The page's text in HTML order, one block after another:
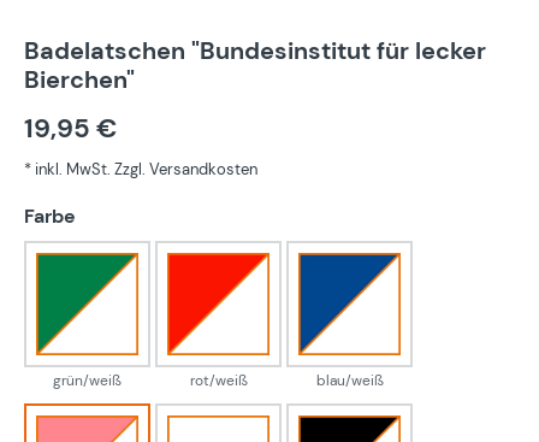
Badelatschen "Bundesinstitut für lecker
Bierchen"
19,95 €
* inkl. MwSt. Zzgl. Versandkosten
Farbe
grün/weiß rot/weiß blau/weiß